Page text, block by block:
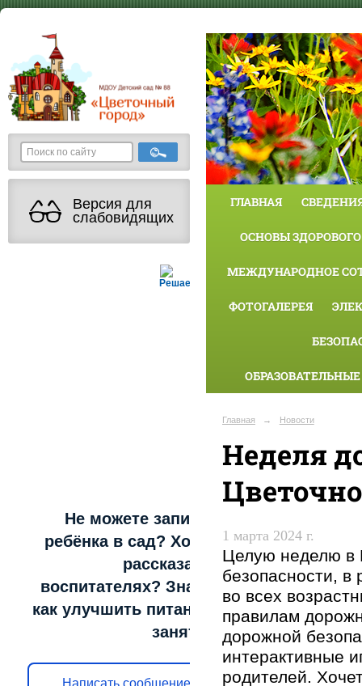
Версия для
слабовидящих
Решаем вместе
Не можете записать
ребёнка в сад? Хотите
рассказать о
воспитателях? Знаете,
как улучшить питание и
занятия?
ГЛАВНАЯ
ОСНОВЫ
МЕЖДУНАРОДНОЕ
ФОТОГАЛЕРЕЯ
Главная → Новости
Неделя
1 марта 2024 г.
Целую неделю в
безопасности,
во всех
правилам
дорожной
интерактивные
родителей.